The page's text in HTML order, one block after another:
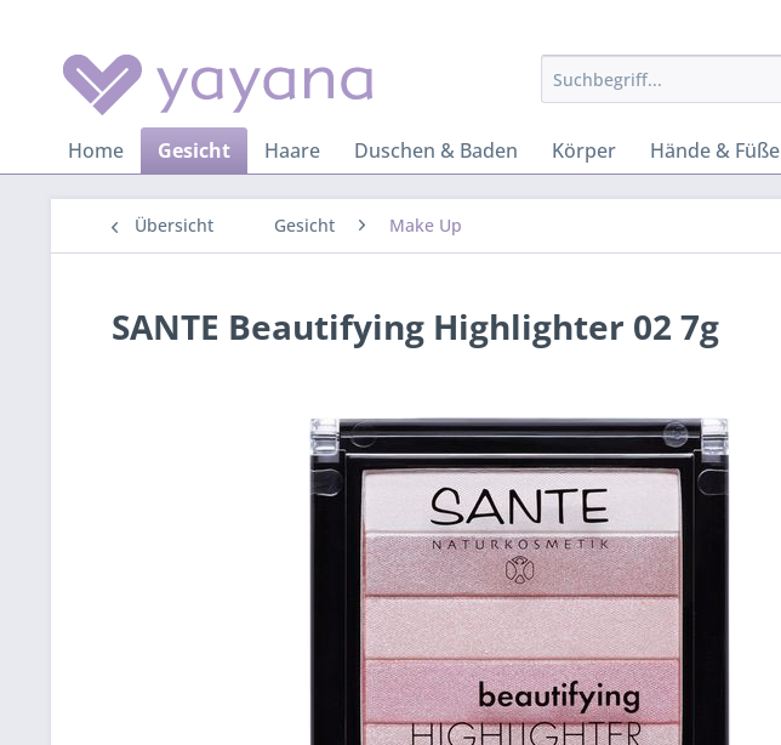
Home Gesicht Haare Duschen & Baden Körper Hände & Füße
Übersicht Gesicht Make Up
SANTE Beautifying Highlighter 02 7g